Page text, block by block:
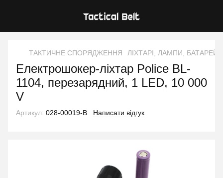
ТАКТИЧНЕ СПОРЯДЖЕННЯ ЛІХТАРІ, ЛАМПИ,
Електрошокер-ліхтар Police BL-
1104, перезарядний, 1 LED, 10 000
V
Артикул: 028-00019-B Написати відгук